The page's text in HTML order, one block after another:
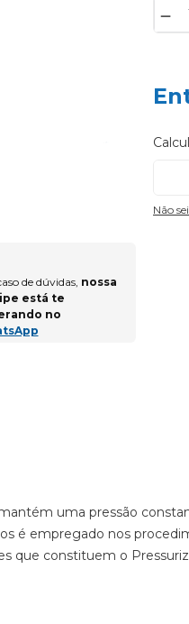
de dúvidas, nossa
está te
no
－
Não
uma pressão
é empregado nos
que constituem o